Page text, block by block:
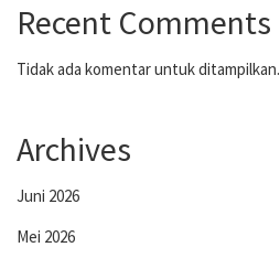
Recent Comments
Tidak ada komentar untuk ditampilkan.
Archives
Juni 2026
Mei 2026